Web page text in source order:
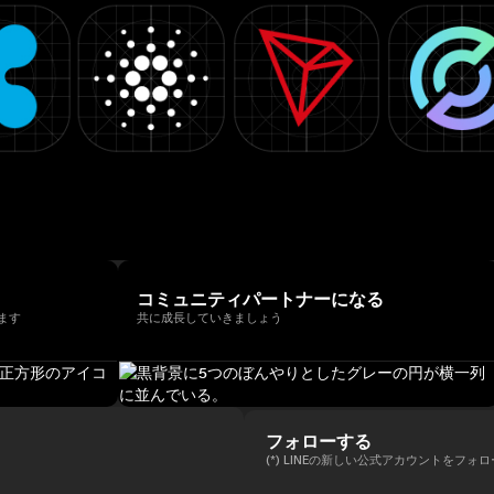
す
コミュニティパートナーになる
共に成長していきましょう
フォローする
(*) LINEの新しい公式アカウントをフォロ